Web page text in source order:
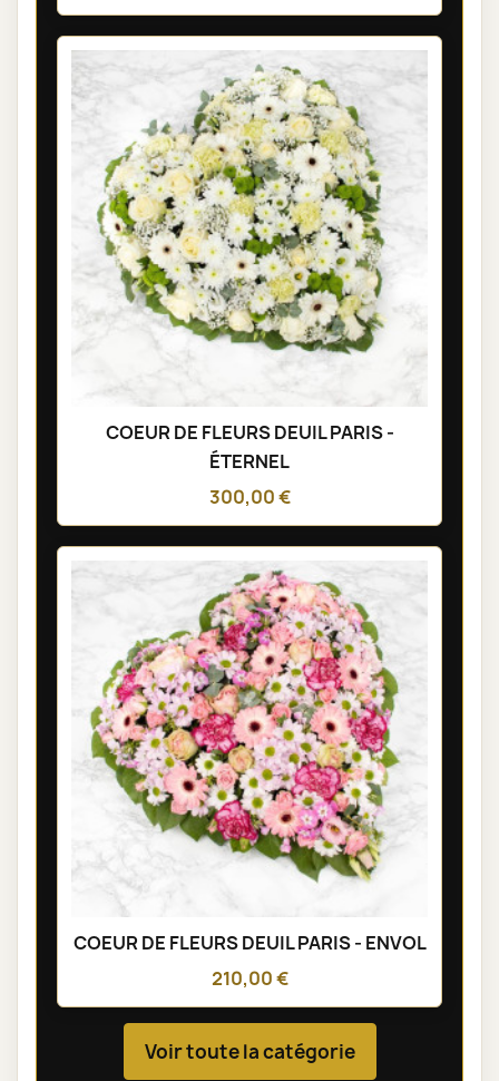
COEUR DE FLEURS DEUIL PARIS -
ÉTERNEL
300,00 €
COEUR DE FLEURS DEUIL PARIS - ENVOL
210,00 €
Voir toute la catégorie